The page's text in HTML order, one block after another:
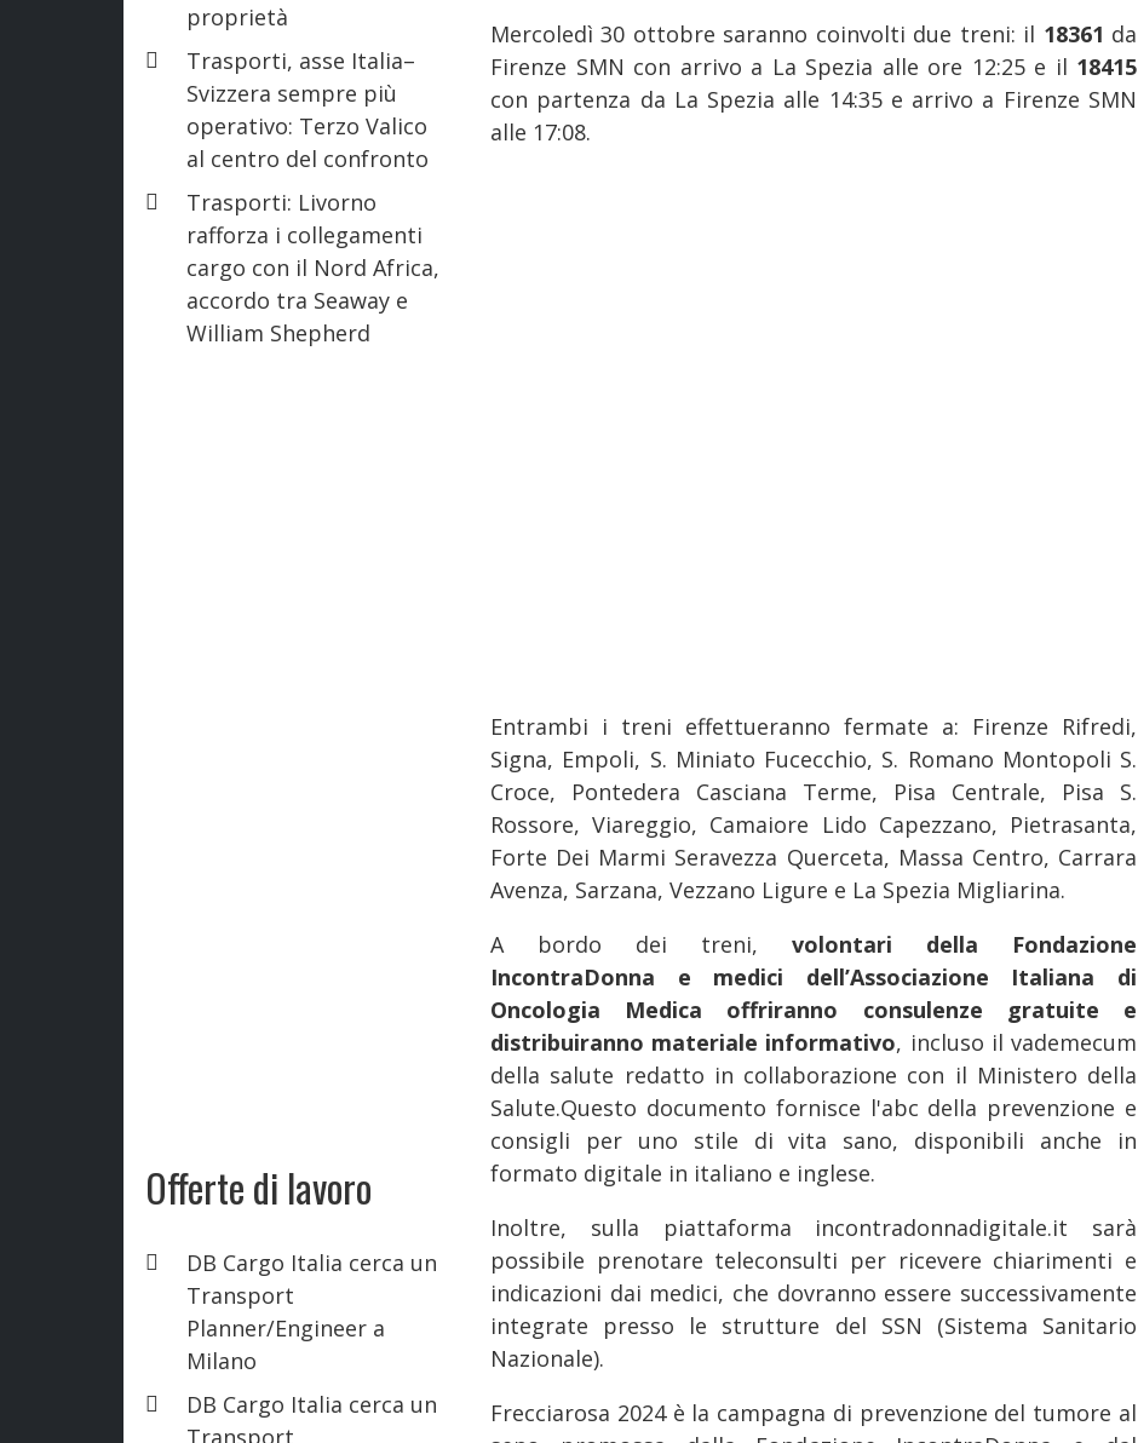
proprietà
Trasporti, asse Italia–
Svizzera sempre più
operativo: Terzo Valico
al centro del confronto
Trasporti: Livorno
rafforza i collegamenti
cargo con il Nord Africa,
accordo tra Seaway e
William Shepherd
Offerte di lavoro
DB Cargo Italia cerca un
Transport
Planner/Engineer a
Milano
DB Cargo Italia cerca un
Transport
Mercoledì 30 ottobre saranno coinvolti due treni: il 18361 da
Firenze SMN con arrivo a La Spezia alle ore 12:25 e il 18415
con partenza da La Spezia alle 14:35 e arrivo a Firenze SMN
alle 17:08.
Entrambi i treni effettueranno fermate a: Firenze Rifredi,
Signa, Empoli, S. Miniato Fucecchio, S. Romano Montopoli S.
Croce, Pontedera Casciana Terme, Pisa Centrale, Pisa S.
Rossore, Viareggio, Camaiore Lido Capezzano, Pietrasanta,
Forte Dei Marmi Seravezza Querceta, Massa Centro, Carrara
Avenza, Sarzana, Vezzano Ligure e La Spezia Migliarina.
A bordo dei treni, volontari della Fondazione
IncontraDonna e medici dell’Associazione Italiana di
Oncologia Medica offriranno consulenze gratuite e
distribuiranno materiale informativo, incluso il vademecum
della salute redatto in collaborazione con il Ministero della
Salute.Questo documento fornisce l'abc della prevenzione e
consigli per uno stile di vita sano, disponibili anche in
formato digitale in italiano e inglese.
Inoltre, sulla piattaforma incontradonnadigitale.it sarà
possibile prenotare teleconsulti per ricevere chiarimenti e
indicazioni dai medici, che dovranno essere successivamente
integrate presso le strutture del SSN (Sistema Sanitario
Nazionale).
Frecciarosa 2024 è la campagna di prevenzione del tumore al